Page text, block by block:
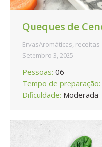
Queques de
ErvasAromáticas, receitas
Setembro 3, 2025
Pessoas: 06
Tempo de preparação:
Dificuldade: Moderada